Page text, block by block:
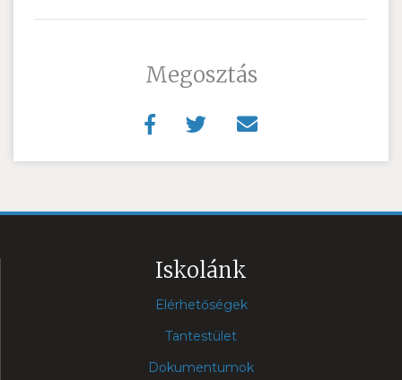
Megosztás
Iskolánk
Elérhetőségek
Tantestület
Dokumentumok